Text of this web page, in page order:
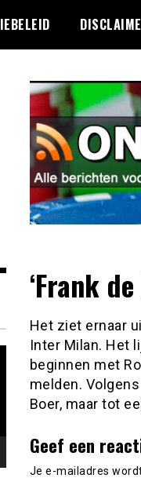
‘Frank
Het ziet ernaar
Inter Milan. Het
beginnen met
melden.
Boer, maar tot
Geef een
Je e-mailadres